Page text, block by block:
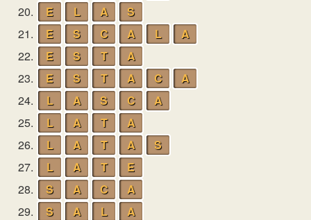
20.
E L A
S
21.
E S C A L
A
22.
E S T
A
23.
E S T A C
A
24.
L A S C
A
25.
L A T
A
26.
L A T A
S
27.
L A T
E
28.
S A C
A
29.
S A L
A